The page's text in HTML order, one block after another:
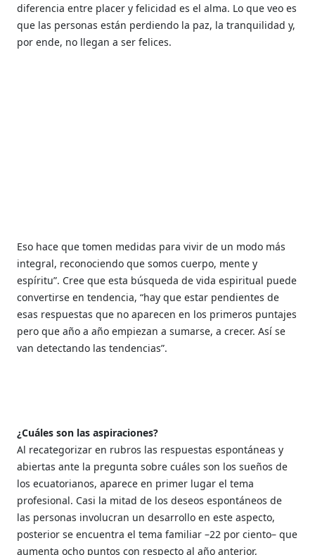
diferencia entre placer y felicidad es el alma. Lo que veo es
que las personas están perdiendo la paz, la tranquilidad y,
por ende, no llegan a ser felices.
Eso hace que tomen medidas para vivir de un modo más
integral, reconociendo que somos cuerpo, mente y
espíritu”. Cree que esta búsqueda de vida espiritual puede
convertirse en tendencia, “hay que estar pendientes de
esas respuestas que no aparecen en los primeros puntajes
pero que año a año empiezan a sumarse, a crecer. Así se
van detectando las tendencias”.
¿Cuáles son las aspiraciones?
Al recategorizar en rubros las respuestas espontáneas y
abiertas ante la pregunta sobre cuáles son los sueños de
los ecuatorianos, aparece en primer lugar el tema
profesional. Casi la mitad de los deseos espontáneos de
las personas involucran un desarrollo en este aspecto,
posterior se encuentra el tema familiar –22 por ciento– que
aumenta ocho puntos con respecto al año anterior,